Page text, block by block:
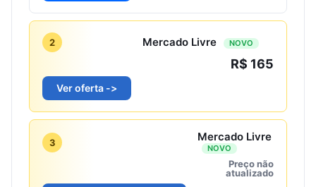
2 Mercado Livre NOVO
R$ 165
Ver oferta ->
3 Mercado Livre
NOVO
Preço não
atualizado